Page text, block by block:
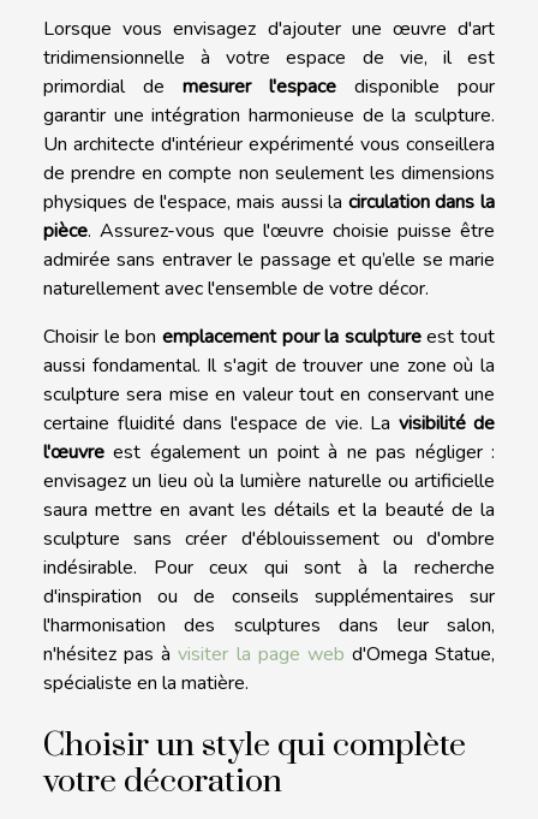
Lorsque vous envisagez d'ajouter une œuvre d'art
tridimensionnelle à votre espace de vie, il est
primordial de mesurer l'espace disponible pour
garantir une intégration harmonieuse de la sculpture.
Un architecte d'intérieur expérimenté vous conseillera
de prendre en compte non seulement les dimensions
physiques de l'espace, mais aussi la circulation dans la
pièce. Assurez-vous que l'œuvre choisie puisse être
admirée sans entraver le passage et qu’elle se marie
naturellement avec l'ensemble de votre décor.
Choisir le bon emplacement pour la sculptureest tout
aussi fondamental. Il s'agit de trouver une zone où la
sculpture sera mise en valeur tout en conservant une
certaine fluidité dans l'espace de vie. La visibilité de
l'œuvre est également un point à ne pas négliger :
envisagez un lieu où la lumière naturelle ou artificielle
saura mettre en avant les détails et la beauté de la
sculpture sans créer d'éblouissement ou d'ombre
indésirable. Pour ceux qui sont à la recherche
d'inspiration ou de conseils supplémentaires sur
l'harmonisation des sculptures dans leur salon,
n'hésitez pas àvisiter la page web d'Omega Statue,
spécialiste en la matière.
Choisir un style qui complète
votre décoration